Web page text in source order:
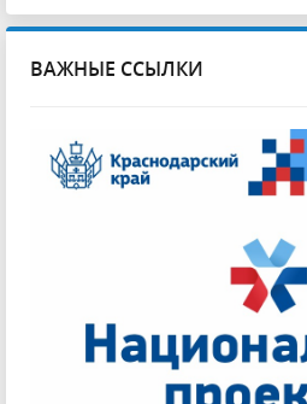
ВАЖНЫЕ ССЫЛКИ